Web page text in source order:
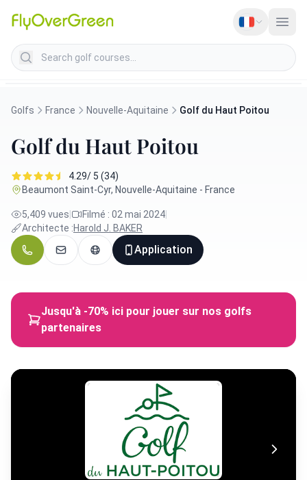
Search golf courses
Golfs France Nouvelle-Aquitaine Golf du Haut Poitou
Golf du Haut Poitou
4.29/ 5 (34)
Beaumont Saint-Cyr, Nouvelle-Aquitaine - France
5,409 vues Filmé : 02 mai 2024
Architecte :Harold J. BAKER
Application
Jusqu'à -70% ici pour jouer sur nos golfs
partenaires